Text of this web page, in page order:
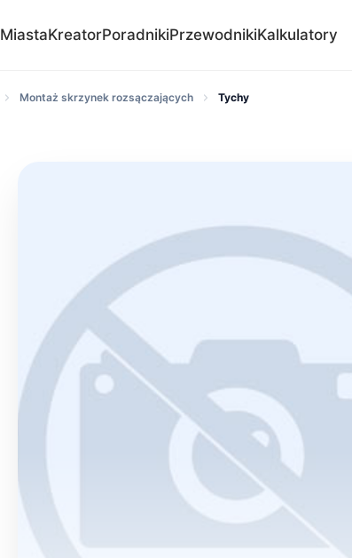
MiastaKreatorPoradnikiPrzewodnikiKalkulatory
Montaż skrzynek rozsączających Tychy